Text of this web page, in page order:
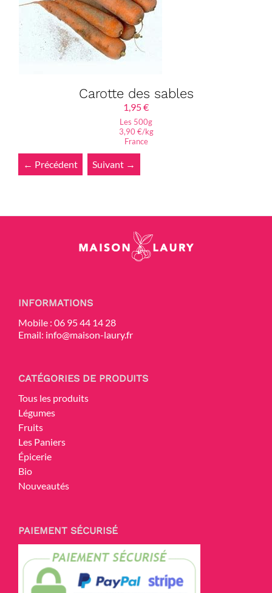
Carotte des sables
1,95€
Les 500g
3,90 €/kg
France
← Précédent Suivant →
INFORMATIONS
Mobile : 06 95 44 14 28
Email: info@maison-laury.fr
CATÉGORIES DE PRODUITS
Tous les produits
Légumes
Fruits
Les Paniers
Épicerie
Bio
Nouveautés
PAIEMENT SÉCURISÉ